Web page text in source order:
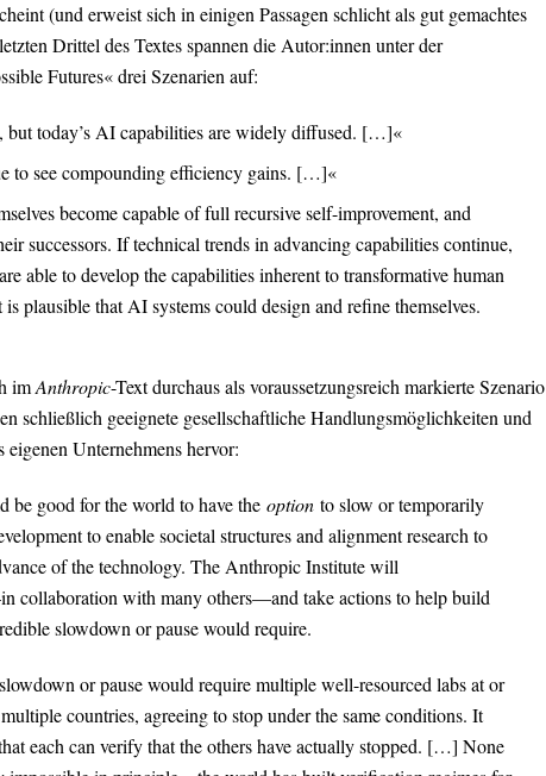
(und erweist sich in einigen Passagen schlicht als gut gemachtes
Drittel des Textes spannen die Autor:innen unter der
Futures« drei Szenarien auf:
but today’s AI capabilities are widely diffused. […]«
to see compounding efficiency gains. […]«
become capable of full recursive self-improvement, and
successors. If technical trends in advancing capabilities continue,
able to develop the capabilities inherent to transformative human
plausible that AI systems could design and refine themselves.
imAnthropic-Text durchaus als voraussetzungsreich markierte Szenario
schließlich geeignete gesellschaftliche Handlungsmöglichkeiten und
eigenen Unternehmens hervor:
be good for the world to have the optionto slow or temporarily
to enable societal structures and alignment research to
of the technology. The Anthropic Institute will
collaboration with many others—and take actions to help build
slowdown or pause would require.
or pause would require multiple well-resourced labs at or
countries, agreeing to stop under the same conditions. It
each can verify that the others have actually stopped. […] None